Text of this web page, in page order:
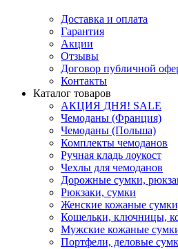
Доставка и оплата
Гарантия
Акции
Отзывы
Договор публичной
Контакты
Каталог товаров
АКЦИЯ ДНЯ! SALE
Чемоданы (Франция)
Чемоданы (Польша)
Комплекты чемоданов
Ручная кладь лоукост
Чехлы для чемоданов
Дорожные сумки,
Рюкзаки, сумки
Женские кожаные
Кошельки, ключницы,
Мужские кожаные
Портфели, деловые